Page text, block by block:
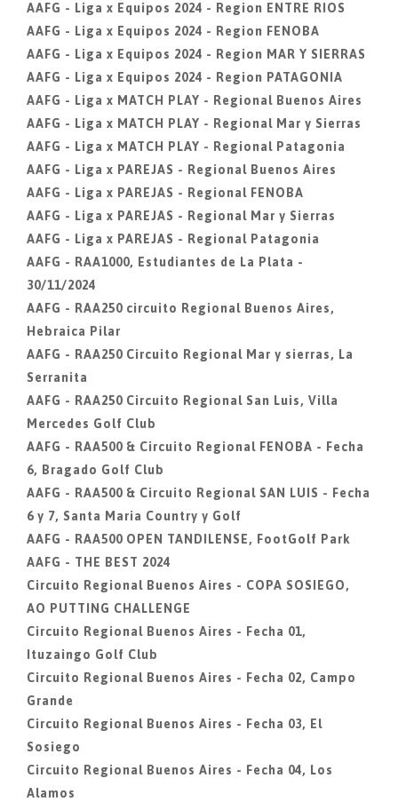
AAFG - Liga x Equipos 2024 - Region ENTRE RIOS
AAFG - Liga x Equipos 2024 - Region FENOBA
AAFG - Liga x Equipos 2024 - Region MAR Y SIERRAS
AAFG - Liga x Equipos 2024 - Region PATAGONIA
AAFG - Liga x MATCH PLAY - Regional Buenos Aires
AAFG - Liga x MATCH PLAY - Regional Mar y Sierras
AAFG - Liga x MATCH PLAY - Regional Patagonia
AAFG - Liga x PAREJAS - Regional Buenos Aires
AAFG - Liga x PAREJAS - Regional FENOBA
AAFG - Liga x PAREJAS - Regional Mar y Sierras
AAFG - Liga x PAREJAS - Regional Patagonia
AAFG - RAA1000, Estudiantes de La Plata -
30/11/2024
AAFG - RAA250 circuito Regional Buenos Aires,
Hebraica Pilar
AAFG - RAA250 Circuito Regional Mar y sierras, La
Serranita
AAFG - RAA250 Circuito Regional San Luis, Villa
Mercedes Golf Club
AAFG - RAA500 & Circuito Regional FENOBA - Fecha
6, Bragado Golf Club
AAFG - RAA500 & Circuito Regional SAN LUIS - Fecha
6 y 7, Santa Maria Country y Golf
AAFG - RAA500 OPEN TANDILENSE, FootGolf Park
AAFG - THE BEST 2024
Circuito Regional Buenos Aires - COPA SOSIEGO,
AO PUTTING CHALLENGE
Circuito Regional Buenos Aires - Fecha 01,
Ituzaingo Golf Club
Circuito Regional Buenos Aires - Fecha 02, Campo
Grande
Circuito Regional Buenos Aires - Fecha 03, El
Sosiego
Circuito Regional Buenos Aires - Fecha 04, Los
Alamos